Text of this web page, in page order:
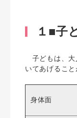
１■子
子どもは、大
いてあげるこ
身体面